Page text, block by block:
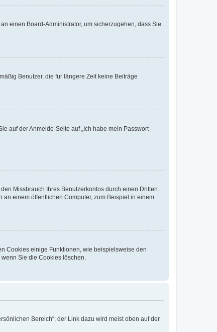
einen Board-Administrator, um sicherzugehen, dass Sie
Benutzer, die für längere Zeit keine Beiträge
auf der Anmelde-Seite auf „Ich habe mein Passwort
Missbrauch Ihres Benutzerkontos durch einen Dritten.
einem öffentlichen Computer, zum Beispiel in einem
Cookies einige Funktionen, wie beispielsweise den
Sie die Cookies löschen.
Bereich“; der Link dazu wird meist oben auf der